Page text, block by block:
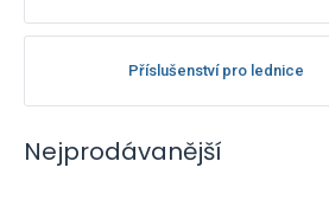
Příslušenství pro lednice
Nejprodávanější